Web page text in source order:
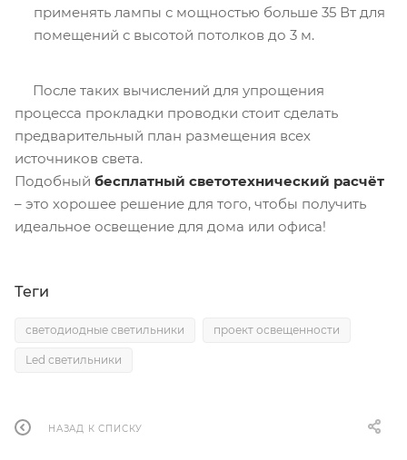
применять лампы с мощностью больше 35 Вт для
помещений с высотой потолков до 3 м.
После таких вычислений для упрощения
процесса прокладки проводки стоит сделать
предварительный план размещения всех
источников света.
Подобный бесплатный светотехнический расчёт
– это хорошее решение для того, чтобы получить
идеальное освещение для дома или офиса!
Теги
светодиодные светильники проект освещенности
Led светильники
НАЗАД К СПИСКУ